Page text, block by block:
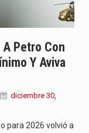
A Petro Con
Y Aviva
diciembre 30,
para 2026 volvió a